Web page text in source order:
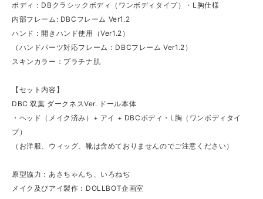
ボディ：DBクラシックボディ（ワンボディタイプ）・L胸仕様
内部フレーム: DBCフレーム Ver1.2
ハンド：開きハンド使用（Ver1.2）
（ハンドパーツ対応フレーム：DBCフレーム Ver1.2）
スキンカラー：プラチナ肌
【セット内容】
DBC 双葉 ダークネスVer. ドール本体
・ヘッド（メイク済み）+ アイ + DBCボディ・L胸（ワンボディタイ
プ）
（お洋服、ウィッグ、靴は含めておりませんのでご注意ください）
原型協力：あさちゃんち、いろねぢ
メイク及びアイ製作：DOLLBOT企画室